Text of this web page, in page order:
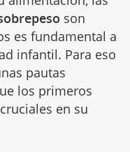
son
es fundamental a
infantil. Para eso
pautas
los primeros
en su